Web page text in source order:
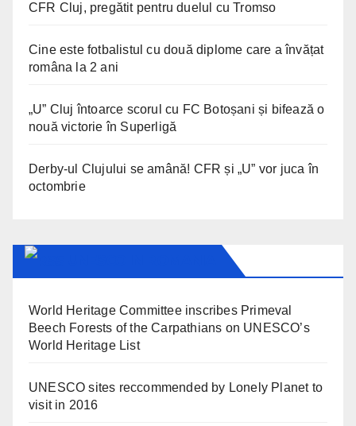
CFR Cluj, pregătit pentru duelul cu Tromso
Cine este fotbalistul cu două diplome care a învățat
româna la 2 ani
„U” Cluj întoarce scorul cu FC Botoșani și bifează o
nouă victorie în Superligă
Derby-ul Clujului se amână! CFR și „U” vor juca în
octombrie
World Heritage Committee inscribes Primeval
Beech Forests of the Carpathians on UNESCO’s
World Heritage List
UNESCO sites reccommended by Lonely Planet to
visit in 2016